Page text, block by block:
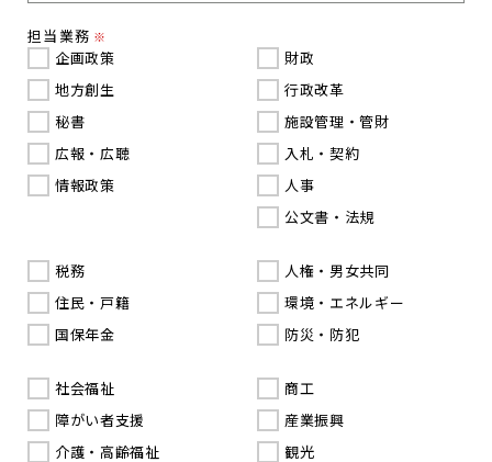
担当業務 ※
企画政策
地方創生
秘書
広報・広聴
情報政策
財政
行政改革
施設管理・管財
入札・契約
人事
公文書・法規
税務
住民・戸籍
国保年金
人権・男女共同
環境・エネルギー
防災・防犯
社会福祉
障がい者支援
介護・高齢福祉
商工
産業振興
観光